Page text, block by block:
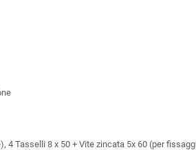
Tasselli 8 x 50 + Vite zincata 5x 60 (per